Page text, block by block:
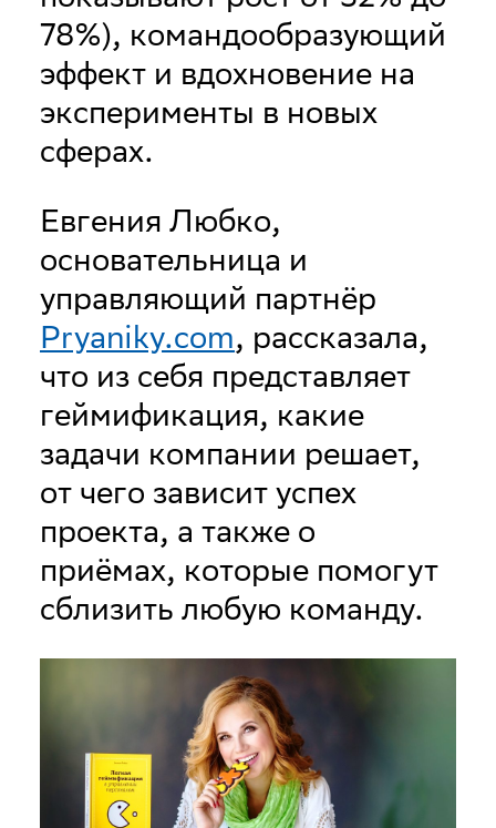
78%), командообразующий
эффект и вдохновение на
эксперименты в новых
сферах.
Евгения Любко,
основательница и
управляющий партнёр
Pryaniky.com, рассказала,
что из себя представляет
геймификация, какие
задачи компании решает,
от чего зависит успех
проекта, а также о
приёмах, которые помогут
сблизить любую команду.